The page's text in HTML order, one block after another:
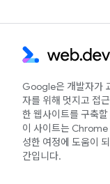
Google은 개발자가
자를 위해 멋지고 접
한 웹사이트를 구축
이 사이트는 Chrome
성한 여정에 도움이
간입니다.